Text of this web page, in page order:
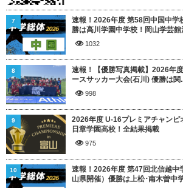
速報！2026年度 第58回中国中学
勝は高川学園中学校！岡山学芸館
1032
7
速報！【優勝写真掲載】2026年
ースサッカー大会(石川) 優勝は関
998
8
2026年度 U-16プレミアチャンピ
日章学園高校！全結果掲載
975
9
速報！2026年度 第47回北信越中
山県開催）優勝は上松･南木曽中
10